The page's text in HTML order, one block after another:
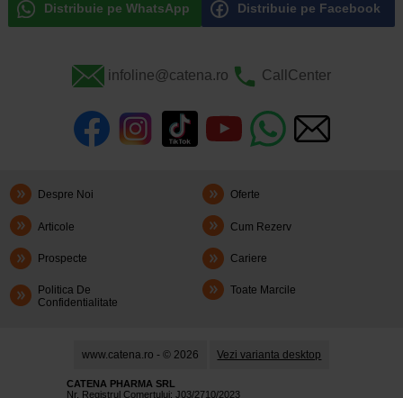
Distribuie pe WhatsApp Distribuie pe Facebook
infoline@catena.ro CallCenter
Despre Noi Oferte
Articole Cum Rezerv
Prospecte Cariere
Politica De
Confidentialitate
Toate Marcile
www.catena.ro - © 2026 Vezi varianta desktop
CATENA PHARMA SRL
Nr. Registrul Comerţului: J03/2710/2023